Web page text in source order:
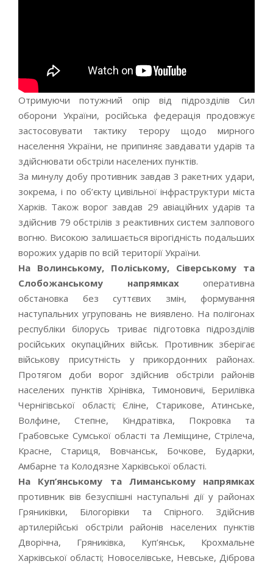
Отримуючи потужний опір від підрозділів Сил
оборони України, російська федерація продовжує
застосовувати тактику терору щодо мирного
населення України, не припиняє завдавати ударів та
здійснювати обстріли населених пунктів.
За минулу добу противник завдав 3 ракетних удари,
зокрема, і по об’єкту цивільної інфраструктури міста
Харків. Також ворог завдав 29 авіаційних ударів та
здійснив 79 обстрілів з реактивних систем залпового
вогню. Високою залишається вірогідність подальших
ворожих ударів по всій території України.
На Волинському, Поліському, Сіверському та
Слобожанському напрямкахоперативна
обстановка без суттєвих змін, формування
наступальних угруповань не виявлено. На полігонах
республіки білорусь триває підготовка підрозділів
російських окупаційних військ. Противник зберігає
військову присутність у прикордонних районах.
Протягом доби ворог здійснив обстріли районів
населених пунктів Хрінівка, Тимоновичі, Берилівка
Чернігівської області; Єліне, Старикове, Атинське,
Волфине, Степне, Кіндратівка, Покровка та
Грабовське Сумської області та Леміщине, Стрілеча,
Красне, Стариця, Вовчанськ, Бочкове, Бударки,
Амбарне та Колодязне Харківської області.
На Куп’янському та Лиманському напрямках
противник вів безуспішні наступальні дії у районах
Гряниківки, Білогорівки та Спірного. Здійснив
артилерійські обстріли районів населених пунктів
Дворічна, Гряниківка, Куп’янськ, Крохмальне
Харківської області; Новоселівське, Невське, Діброва